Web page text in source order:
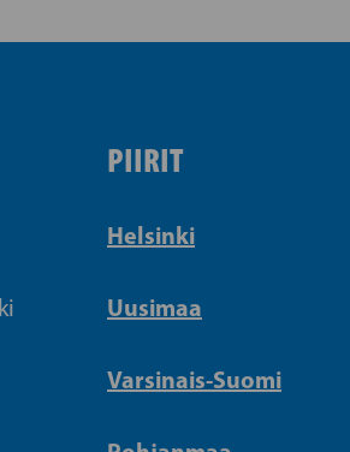
PIIRIT
Helsinki
Uusimaa
Varsinais-Suomi